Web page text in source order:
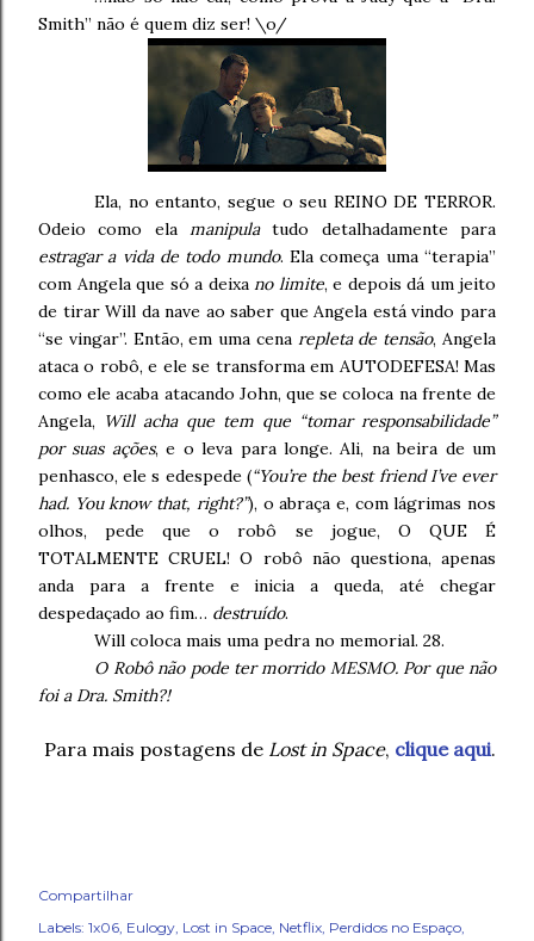
Smith” não é quem diz ser! \o/
Ela, no entanto, segue o seu REINO DE TERROR.
Odeio como ela manipulatudo detalhadamente para
estragar a vida de todo mundo. Ela começa uma “terapia”
com Angela que só a deixa no limite, e depois dá um jeito
de tirar Will da nave ao saber que Angela está vindo para
“se vingar”. Então, em uma cena repleta de tensão, Angela
ataca o robô, e ele se transforma em AUTODEFESA! Mas
como ele acaba atacando John, que se coloca na frente de
Angela, Will acha que tem que “tomar responsabilidade”
por suas ações, e o leva para longe. Ali, na beira de um
penhasco, ele s edespede (“You’re the best friend I’ve ever
had. You know that, right?”), o abraça e, com lágrimas nos
olhos, pede que o robô se jogue, O QUE É
TOTALMENTE CRUEL! O robô não questiona, apenas
anda para a frente e inicia a queda, até chegar
despedaçado ao fim… destruído.
Will coloca mais uma pedra no memorial. 28.
O Robô não pode ter morrido MESMO. Por que não
foi a Dra. Smith?!
Para mais postagens de Lost in Space, clique aqui.
Compartilhar
Labels: 1x06 Eulogy Lost in Space Netflix Perdidos no Espaço